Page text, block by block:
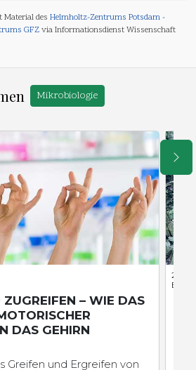
Material des Helmholtz-Zentrums Potsdam -
GFZvia Informationsdienst Wissenschaft
Mikrobiologie
ZUGREIFEN – WIE DAS
DAS GEHIRN
Greifen und Ergreifen von